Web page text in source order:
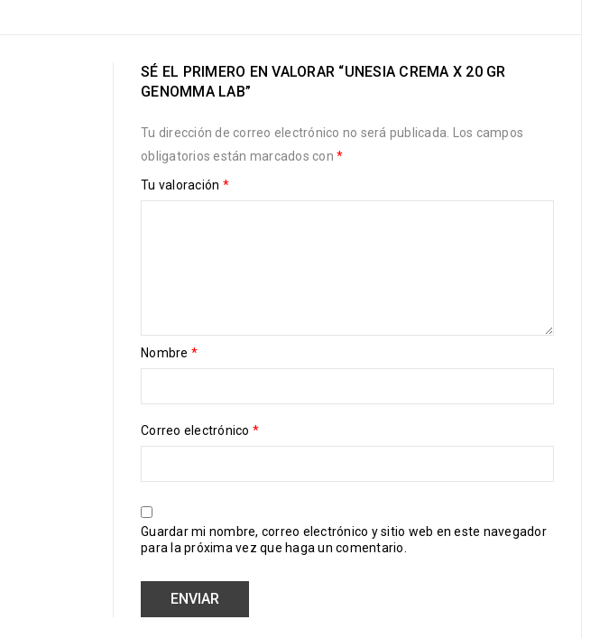
SÉ EL PRIMERO EN VALORAR “UNESIA CREMA X 20 GR
GENOMMA LAB”
Tu dirección de correo electrónico no será publicada.
Los campos
obligatorios están marcados con*
Tu valoración *
Nombre *
Correo electrónico *
Guardar mi nombre, correo electrónico y sitio web en este navegador
para la próxima vez que haga un comentario.